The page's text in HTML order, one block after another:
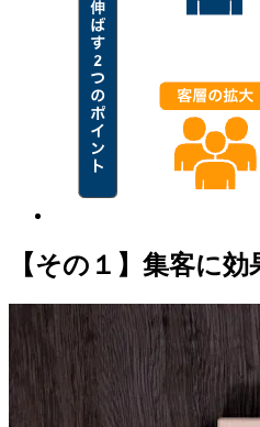
【その１】集客に